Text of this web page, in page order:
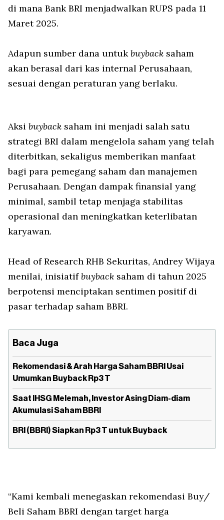
di mana Bank BRI menjadwalkan RUPS pada 11
Maret 2025.
Adapun sumber dana untukbuyback saham
akan berasal dari kas internal Perusahaan,
sesuai dengan peraturan yang berlaku.
Aksi buyback saham ini menjadi salah satu
strategi BRI dalam mengelola saham yang telah
diterbitkan, sekaligus memberikan manfaat
bagi para pemegang saham dan manajemen
Perusahaan. Dengan dampak finansial yang
minimal, sambil tetap menjaga stabilitas
operasional dan meningkatkan keterlibatan
karyawan.
Head of Research RHB Sekuritas, Andrey Wijaya
menilai, inisiatifbuyback saham di tahun 2025
berpotensi menciptakan sentimen positif di
pasar terhadap saham BBRI.
Baca Juga
Rekomendasi & Arah Harga Saham BBRI Usai
Umumkan Buyback Rp3 T
Saat IHSG Melemah, Investor Asing Diam-diam
Akumulasi Saham BBRI
BRI (BBRI) Siapkan Rp3 T untuk Buyback
“Kami kembali menegaskan rekomendasi Buy/
Beli Saham BBRI dengan target harga